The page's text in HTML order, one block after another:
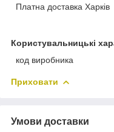
Платна доставка Харків
Користувальницькі
код виробника
Приховати
Умови доставки